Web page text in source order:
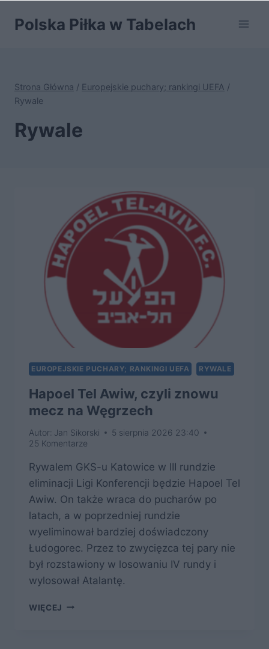
Polska Piłka w Tabelach
Strona Główna / Europejskie puchary; rankingi UEFA /
Rywale
Rywale
EUROPEJSKIE PUCHARY; RANKINGI UEFA RYWALE
Hapoel Tel Awiw, czyli znowu
mecz na Węgrzech
Autor: Jan Sikorski
5 sierpnia 2026 23:40
25 Komentarze
Rywalem GKS-u Katowice w III rundzie
eliminacji Ligi Konferencji będzie Hapoel Tel
Awiw. On także wraca do pucharów po
latach, a w poprzedniej rundzie
wyeliminował bardziej doświadczony
Łudogorec. Przez to zwycięzca tej pary nie
był rozstawiony w losowaniu IV rundy i
wylosował Atalantę.
WIĘCEJ HAPOEL